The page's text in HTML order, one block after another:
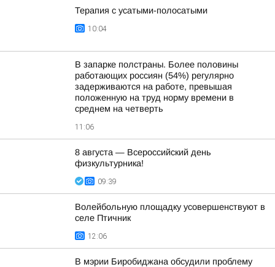
Терапия с усатыми-полосатыми
10:04
В запарке полстраны. Более половины
работающих россиян (54%) регулярно
задерживаются на работе, превышая
положенную на труд норму времени в
среднем на четверть
11:06
8 августа — Всероссийский день
физкультурника!
09:39
Волейбольную площадку усовершенствуют в
селе Птичник
12:06
В мэрии Биробиджана обсудили проблему